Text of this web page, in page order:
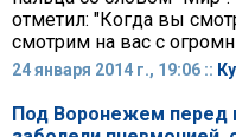
отметил: "Когда вы
смотрим на вас с
24 января 2014 г., 19:06 ::
Под Воронежем перед